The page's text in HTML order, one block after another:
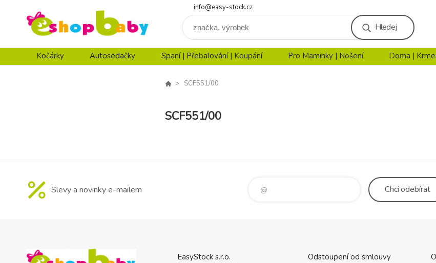
info@easy-stock.cz
Hledej
Kočárky Autosedačky Spaní | Přebalování | Koupání Pro Maminky | Nošení Doma |
SCF551/00
SCF551/00
Slevy a novinky e-mailem Chciodebírat
EasyStock s.r.o.
Odstoupení od smlouvy